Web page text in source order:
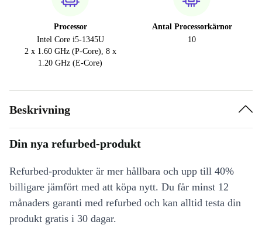
Processor
Intel Core i5-1345U
2 x 1.60 GHz (P-Core), 8 x
1.20 GHz (E-Core)
Antal Processorkärnor
10
Beskrivning
Din nya refurbed-produkt
Refurbed-produkter är mer hållbara och upp till 40%
billigare jämfört med att köpa nytt. Du får minst 12
månaders garanti med refurbed och kan alltid testa din
produkt gratis i 30 dagar.